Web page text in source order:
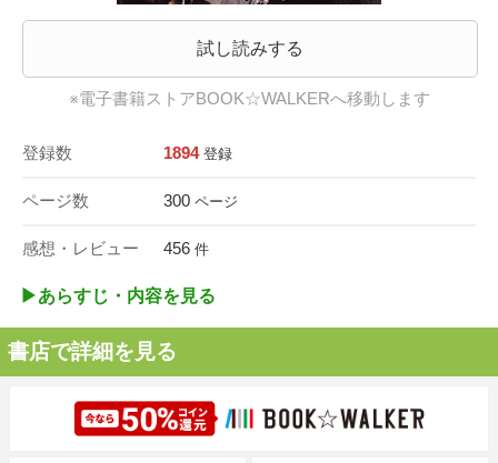
試し読みする
※電子書籍ストアBOOK☆WALKERへ移動します
登録数 1894 登録
ページ数 300 ページ
感想・レビュー 456 件
▶︎あらすじ・内容を見る
書店で詳細を見る